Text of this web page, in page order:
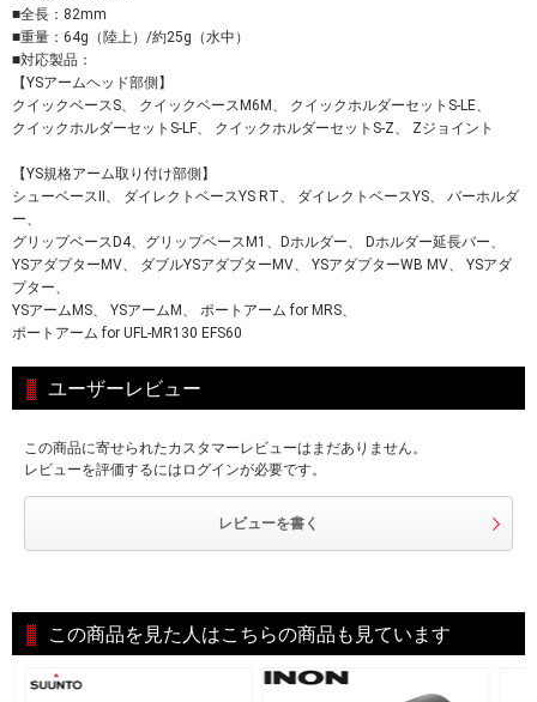
■全長：82mm
■重量：64g（陸上）/約25g（水中）
■対応製品：
【YSアームヘッド部側】
クイックベースS、 クイックベースM6M、 クイックホルダーセットS-LE、
クイックホルダーセットS-LF、 クイックホルダーセットS-Z、 Zジョイント
【YS規格アーム取り付け部側】
シューベースII、 ダイレクトベースYS RT、 ダイレクトベースYS、 バーホルダ
ー、
グリップベースD4、グリップベースM1、Dホルダー、 Dホルダー延長バー、
YSアダプターMV、 ダブルYSアダプターMV、 YSアダプターWB MV、 YSアダ
プター、
YSアームMS、 YSアームM、 ポートアーム for MRS、
ポートアーム for UFL-MR130 EFS60
ユーザーレビュー
この商品に寄せられたカスタマーレビューはまだありません。
レビューを評価するにはログインが必要です。
レビューを書く
この商品を見た人はこちらの商品も見ています